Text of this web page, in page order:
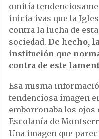
omitía
iniciativas que la
contra la lucha de
sociedad. De hecho,
institución que
contra de este
Esa misma
tendenciosa imagen
emborronaba los ojos
Escolanía de
Una imagen que